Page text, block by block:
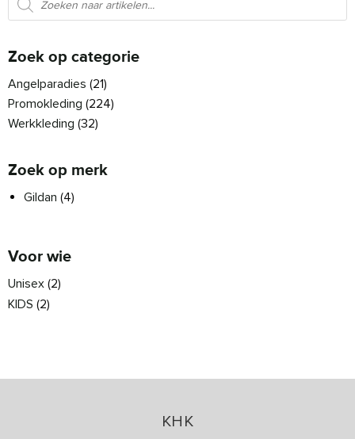
Zoek op categorie
Angelparadies (21)
Promokleding (224)
Werkkleding (32)
Zoek op merk
Gildan (4)
Voor wie
Unisex (2)
KIDS (2)
KHK